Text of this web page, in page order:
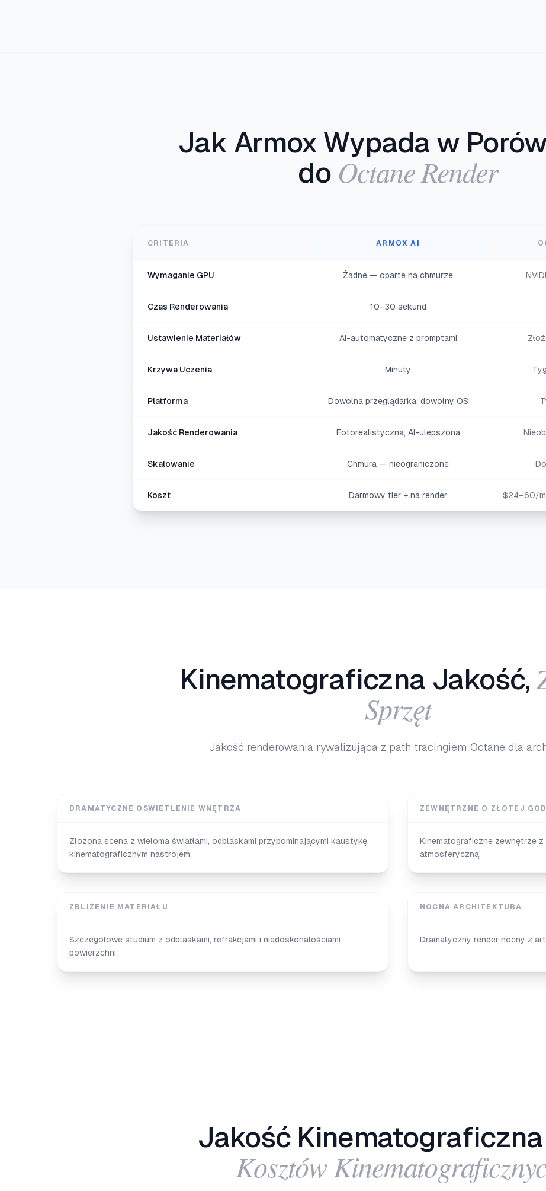
Jak Armox Wypada w
do Octane Render
CRITERIA ARMOX AI
Wymaganie GPU Żadne — oparte na chmurze
Czas Renderowania 10–30 sekund
Ustawienie Materiałów AI-automatyczne z promptami
Krzywa Uczenia Minuty
Platforma Dowolna przeglądarka, dowolny OS
Jakość Renderowania Fotorealistyczna, AI-ulepszona
Skalowanie Chmura — nieograniczone
Koszt Darmowy tier + na render $24–60/
Kinematograficzna Jakość,
Sprzęt
Jakość renderowania rywalizująca z path tracingiem Octane dla
DRAMATYCZNE OŚWIETLENIE WNĘTRZA
Złożona scena z wieloma światłami, odblaskami przypominającymi kaustykę,
kinematograficznym nastrojem.
ZEWNĘTRZNE O ZŁOTEJ
Kinematograficzne zewnętrze z
atmosferyczną.
ZBLIŻENIE MATERIAŁU
Szczegółowe studium z odblaskami, refrakcjami i niedoskonałościami
powierzchni.
NOCNA ARCHITEKTURA
Dramatyczny render nocny z
Jakość
Kosztów